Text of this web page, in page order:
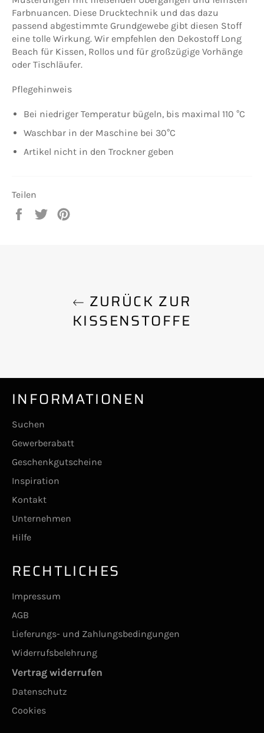
Farbnuancen. Diese Drucktechnik und das dazu
passend abgestimmte Grundgewebe gibt diesen Stoff
eine tolle Wirkung. Wir empfehlen den Dekostoff Long
Beach für Kissen, Rollos und für großzügige Vorhänge
oder Tischläufer.
Pflegehinweis
Bei niedriger Temperatur bügeln, bis maximal 110 °C
Waschbar in der Maschine bei 30°C
Artikel nicht in den Trockner geben
Teilen
Auf
Auf
ZURÜCK ZUR
KISSENSTOFFE
INFORMATIONEN
Suchen
Gewerberabatt
Geschenkgutscheine
Inspiration
Kontakt
Unternehmen
Hilfe
RECHTLICHES
Impressum
AGB
Lieferungs- und Zahlungsbedingungen
Widerrufsbelehrung
Vertrag widerrufen
Datenschutz
Cookies